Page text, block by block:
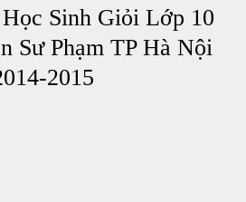
Sinh Giỏi Lớp 10
Sư Phạm TP Hà Nội
2015